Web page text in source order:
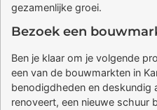
gezamenlijke groei.
Bezoek een
Ben je klaar om je volgende
een van de bouwmarkten in
benodigdheden en deskundig
renoveert, een nieuwe